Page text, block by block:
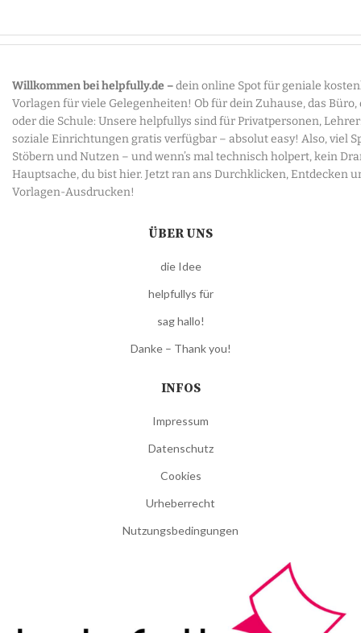
Willkommen bei helpfully.de –dein online Spot für geniale
Vorlagen für viele Gelegenheiten! Ob für dein Zuhause, das Büro,
oder die Schule: Unsere helpfullys sind für Privatpersonen,
soziale Einrichtungen gratis verfügbar – absolut easy! Also, viel
Stöbern und Nutzen – und wenn’s mal technisch holpert, kein
Hauptsache, du bist hier. Jetzt ran ans Durchklicken, Entdecken
Vorlagen-Ausdrucken!
ÜBER UNS
die Idee
helpfullys für
sag hallo!
Danke – Thank you!
INFOS
Impressum
Datenschutz
Cookies
Urheberrecht
Nutzungsbedingungen